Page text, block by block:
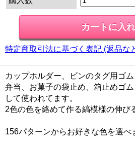
特定商取引法に基づく表記 (返品な
カップホルダー、ビンのタグ用ゴ
弁当、お菓子の袋止め、箱止めゴ
して使われてます。
2色の色を絡めて作る縞模様の伸び
156パターンからお好きな色を選べ